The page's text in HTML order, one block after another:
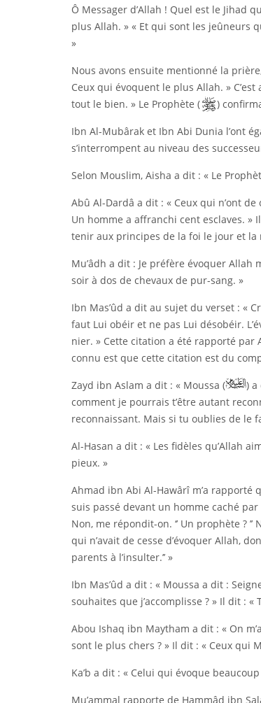
Ô Messager d’Allah ! Quel est le Jihad
plus Allah. » « Et qui sont les jeûneurs
»
Nous avons ensuite mentionné la
Ceux qui évoquent le plus Allah. » C’est
tout le bien. » Le Prophète (
)
Ibn Al-Mubârak et Ibn Abi Dunia l’ont
s’interrompent au niveau des
Selon Mouslim, Aisha a dit : « Le
Abû Al-Dardâ a dit : « Ceux qui n’ont
Un homme a affranchi cent esclaves. »
tenir aux principes de la foi le jour et la
Mu’âdh a dit : Je préfère évoquer
soir à dos de chevaux de pur-sang. »
Ibn Mas’ûd a dit au sujet du verset : «
faut Lui obéir et ne pas Lui désobéir.
nier. » Cette citation a été rapporté par
connu est que cette citation est du
Zayd ibn Aslam a dit : « Moussa (
) a
comment je pourrais t’être autant
reconnaissant. Mais si tu oublies de le
Al-Hasan a dit : « Les fidèles qu’Allah
pieux. »
Ahmad ibn Abi Al-Hawârî m’a rapporté
suis passé devant un homme caché par
Non, me répondit-on. ‘’ Un prophète ? ’’
qui n’avait de cesse d’évoquer Allah,
parents à l’insulter.’’ »
Ibn Mas’ûd a dit : « Moussa a dit :
souhaites que j’accomplisse ? » Il dit : «
Abou Ishaq ibn Maytham a dit : « On
sont le plus chers ? » Il dit : « Ceux qui
Ka’b a dit : « Celui qui évoque
Mu’ammal rapporte de Hammâd ibn